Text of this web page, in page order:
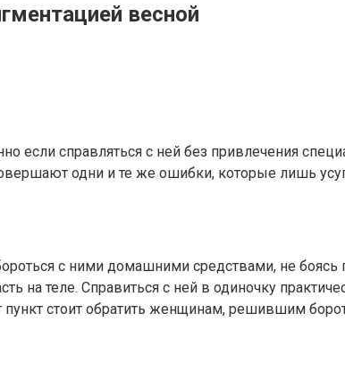
весной
если справляться с ней без привлечения
одни и те же ошибки, которые лишь
с ними домашними средствами, не боясь
на теле. Справиться с ней в одиночку
пункт стоит обратить женщинам, решившим